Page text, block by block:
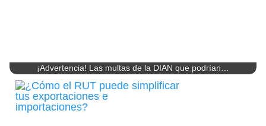
¡Advertencia! Las multas de la DIAN que podrían…